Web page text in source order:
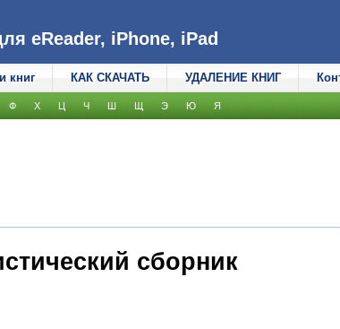
eReader, iPhone, iPad
книг КАК СКАЧАТЬ УДАЛЕНИЕ КНИГ
Ф Х Ц Ч Ш Щ Э Ю Я
сборник